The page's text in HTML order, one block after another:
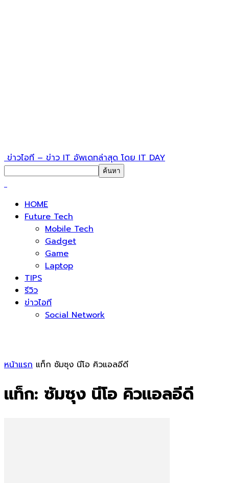
ข่าวไอที – ข่าว IT อัพเดทล่าสุด โดย IT DAY
HOME
Future Tech
Mobile Tech
Gadget
Game
Laptop
TIPS
รีวิว
ข่าวไอที
Social Network
หน้าแรก แท็ก ซัมซุง นีโอ คิวแอลอีดี
แท็ก: ซัมซุง นีโอ คิวแอลอีดี